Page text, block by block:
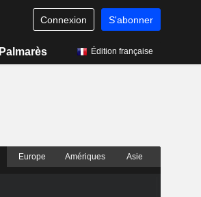
Connexion S'abonner
Palmarès Édition française
Europe Amériques Asie